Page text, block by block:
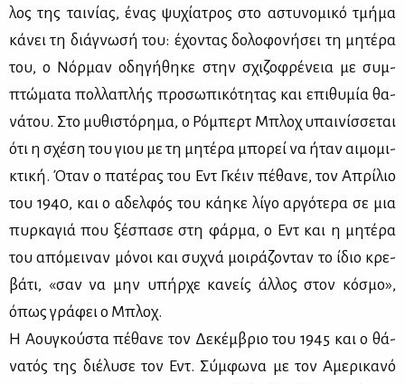
λος της ται­νί­ας, ένας ψυ­χί­α­τρος στο αστυ­νο­μι­κό τμή­μα
κά­νει τη διά­γνω­σή του: έχο­ντας δο­λο­φο­νή­σει τη μη­τέ­ρα
του, ο Νόρ­μαν οδη­γή­θη­κε στην σχι­ζο­φρέ­νεια με συμ­
πτώ­μα­τα πολ­λα­πλής προ­σω­πι­κό­τη­τας και επι­θυ­μία θα­
νά­του. Στο μυ­θι­στό­ρη­μα, ο Ρό­μπερτ Μπλοχ υπαι­νίσ­σε­ται
ότι η σχέ­ση του γιου με τη μη­τέ­ρα μπο­ρεί να ήταν αι­μο­μι­
κτι­κή. Όταν ο πα­τέ­ρας του Εντ Γκέιν πέ­θα­νε, τον Απρί­λιο
του 1940, και ο αδελ­φός του κά­η­κε λί­γο αρ­γό­τε­ρα σε μια
πυρ­κα­γιά που ξέ­σπα­σε στη φάρ­μα, ο Εντ και η μη­τέ­ρα
του από­μει­ναν μό­νοι και συ­χνά μοι­ρά­ζο­νταν το ίδιο κρε­
βά­τι, «σαν να μην υπήρ­χε κα­νείς άλ­λος στον κό­σμο»,
όπως γρά­φει ο Μπλοχ.
Η Αου­γκού­στα πέ­θα­νε τον Δε­κέμ­βριο του 1945 και ο θά­
να­τός της διέ­λυ­σε τον Εντ. Σύμ­φω­να με τον Αμε­ρι­κα­νό